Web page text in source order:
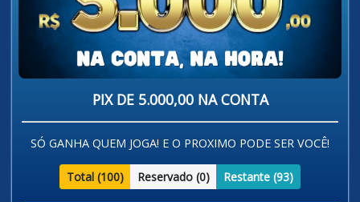
PIX DE 5.000,00 NA CONTA
SÓ GANHA QUEM JOGA! E O PROXIMO PODE SER VOCÊ!
Total (100) Reservado (0) Restante (93)